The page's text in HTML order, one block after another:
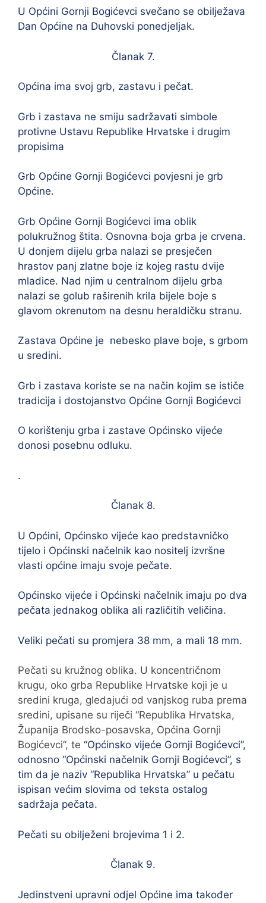
U Općini Gornji Bogićevci svečano se obilježava
Dan Općine na Duhovski ponedjeljak.
Članak 7.
Općina ima svoj grb, zastavu i pečat.
Grb i zastava ne smiju sadržavati simbole
protivne Ustavu Republike Hrvatske i drugim
propisima
Grb Općine Gornji Bogićevci povjesni je grb
Općine.
Grb Općine Gornji Bogićevci ima oblik
polukružnog štita. Osnovna boja grba je crvena.
U donjem dijelu grba nalazi se presječen
hrastov panj zlatne boje iz kojeg rastu dvije
mladice. Nad njim u centralnom dijelu grba
nalazi se golub raširenih krila bijele boje s
glavom okrenutom na desnu heraldičku stranu.
Zastava Općine je nebesko plave boje, s grbom
u sredini.
Grb i zastava koriste se na način kojim se ističe
tradicija i dostojanstvo Općine Gornji Bogićevci
O korištenju grba i zastave Općinsko vijeće
donosi posebnu odluku.
.
Članak 8.
U Općini, Općinsko vijeće kao predstavničko
tijelo i Općinski načelnik kao nositelj izvršne
vlasti općine imaju svoje pečate.
Općinsko vijeće i Općinski načelnik imaju po dva
pečata jednakog oblika ali različitih veličina.
Veliki pečati su promjera 38 mm, a mali 18 mm.
Pečati su kružnog oblika. U koncentričnom
krugu, oko grba Republike Hrvatske koji je u
sredini kruga, gledajući od vanjskog ruba prema
sredini, upisane su riječi “Republika Hrvatska,
Županija Brodsko-posavska, Općina Gornji
Bogićevci”, te “Općinsko vijeće Gornji Bogićevci”,
odnosno “Općinski načelnik Gornji Bogićevci”, s
tim da je naziv “Republika Hrvatska” u pečatu
ispisan većim slovima od teksta ostalog
sadržaja pečata.
Pečati su obilježeni brojevima 1 i 2.
Članak 9.
Jedinstveni upravni odjel Općine ima također